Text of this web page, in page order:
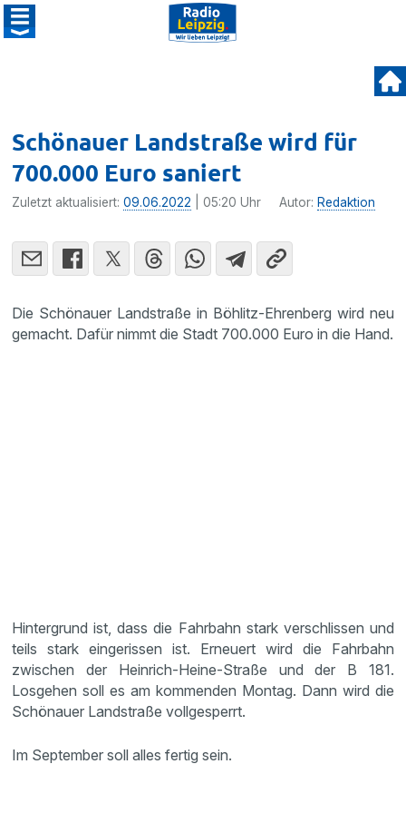
Schönauer Landstraße wird für
700.000 Euro saniert
Zuletzt aktualisiert:09.06.2022 | 05:20 Uhr Autor: Redaktion
Die Schönauer Landstraße in Böhlitz-Ehrenberg wird neu
gemacht. Dafür nimmt die Stadt 700.000 Euro in die Hand.
Hintergrund ist, dass die Fahrbahn stark verschlissen und
teils stark eingerissen ist. Erneuert wird die Fahrbahn
zwischen der Heinrich-Heine-Straße und der B 181.
Losgehen soll es am kommenden Montag. Dann wird die
Schönauer Landstraße vollgesperrt.
Im September soll alles fertig sein.